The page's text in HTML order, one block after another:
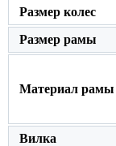
Размер колес
Размер рамы
Материал рамы
Вилка